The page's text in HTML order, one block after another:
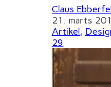
Claus
21. marts
Artikel,
29